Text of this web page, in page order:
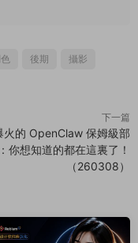
後期
攝影
下一篇
火的 OpenClaw 保姆級部
你想知道的都在這裏了！
（260308）